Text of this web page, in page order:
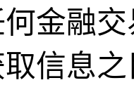
金融
信息